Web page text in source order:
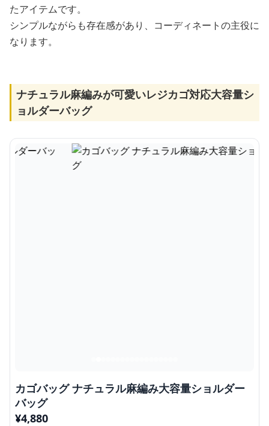
たアイテムです。
シンプルながらも存在感があり、コーディネートの主役に
なります。
ナチュラル麻編みが可愛いレジカゴ対応大容量シ
ョルダーバッグ
カゴバッグ ナチュラル麻編み大容量ショルダー
バッグ
¥4,880